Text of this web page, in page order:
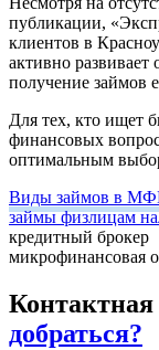
публикации,
клиентов в
активно развивает
получение займов
Для тех, кто ищет
финансовых
оптимальным
Виды займов в
займы физлицам
кредитный брокер
микрофинансовая
добраться?